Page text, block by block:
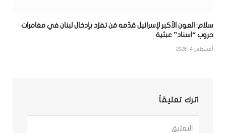
سلام: العون الأكبر لإسرائيل قدّمه مَن تفرّد بإدخال لبنان في مغامرات
حروب “اسناد” عبثية
أغسطس 4, 2026
اترك تعليقاً